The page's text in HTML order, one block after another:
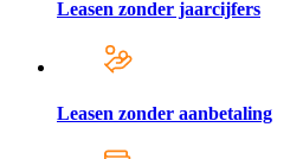
Leasen zonder jaarcijfers
Leasen zonder aanbetaling